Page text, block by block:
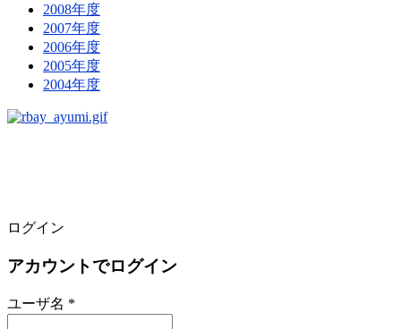
2008年度
2007年度
2006年度
2005年度
2004年度
ログイン
アカウントでログイン
ユーザ名 *